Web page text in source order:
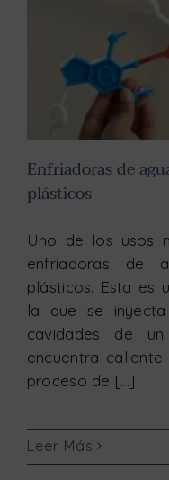
Enfriadoras de
plásticos
Uno de los usos
enfriadoras de
plásticos. Esta es
la que se
cavidades de
encuentra
proceso de [...]
Leer Más